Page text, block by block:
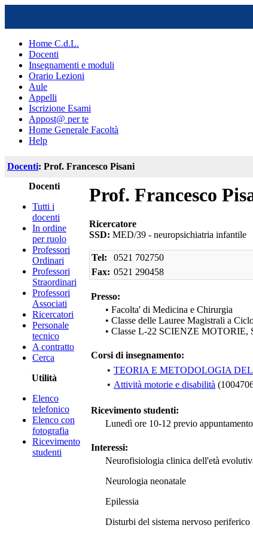
Home C.d.L.
Docenti
Insegnamenti e moduli
Orario Lezioni
Aule
Appelli
Iscrizione Esami
Appost@ per te
Home Generale Facoltà
Help
Docenti: Prof. Francesco Pisani
Docenti
Tutti i
docenti
In ordine
per ruolo
Professori
Ordinari
Professori
Straordinari
Professori
Associati
Ricercatori
Personale
tecnico
A contratto
Cerca
Utilità
Elenco
telefonico
Elenco con
fotografia
Ricevimento
studenti
Prof. Francesco
Ricercatore
SSD: MED/39 - neuropsichiatria infantile
Tel: 0521 702750
Fax: 0521 290458
Presso:
• Facolta' di Medicina e Chirurgia
• Classe delle Lauree Magistrali a
• Classe L-22 SCIENZE MOTORIE,
Corsi di insegnamento:
• TEORIA E METODOLOGIA
• Attività motorie e disabilità
Ricevimento studenti:
Lunedì ore 10-12 previo appuntamento
Interessi:
Neurofisiologia clinica dell'età
Neurologia neonatale
Epilessia
Disturbi del sistema nervoso